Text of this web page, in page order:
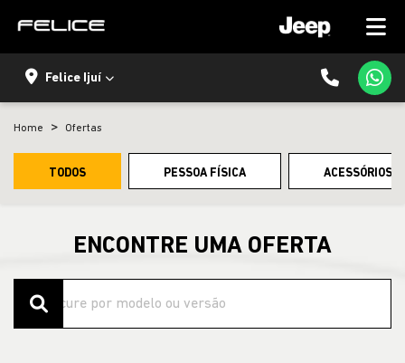
Felice Ijuí
Home Ofertas
TODOS PESSOA FÍSICA ACESSÓRIOS
ENCONTRE UMA OFERTA